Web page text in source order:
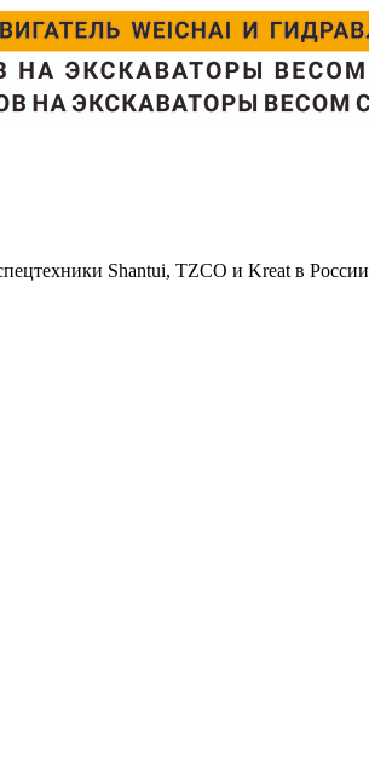
Shantui, TZCO и Kreat в России